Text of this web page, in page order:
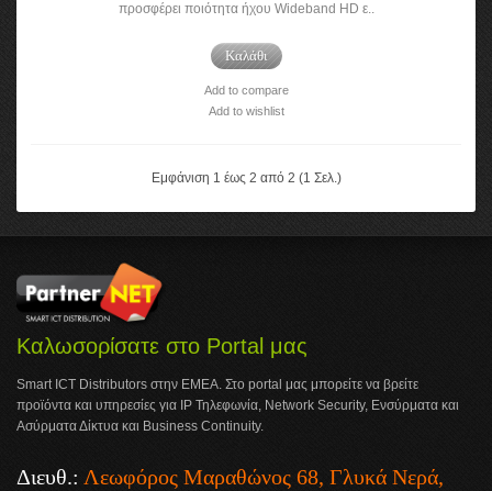
προσφέρει ποιότητα ήχου Wideband HD ε..
Καλάθι
Add to compare
Add to wishlist
Εμφάνιση 1 έως 2 από 2 (1 Σελ.)
Καλωσορίσατε στο Portal μας
Smart ICT Distributors στην ΕΜΕΑ. Στο portal μας μπορείτε να βρείτε
προϊόντα και υπηρεσίες για IP Τηλεφωνία, Network Security, Ενσύρματα και
Ασύρματα Δίκτυα και Business Continuity.
Διευθ.: Λεωφόρος Μαραθώνος 68, Γλυκά Νερά,